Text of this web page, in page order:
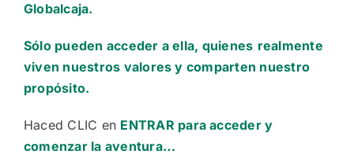
Globalcaja.
Sólo pueden acceder a ella, quienes realmente
viven nuestros valores y comparten nuestro
propósito.
Haced CLIC en ENTRAR para acceder y
comenzar la aventura…